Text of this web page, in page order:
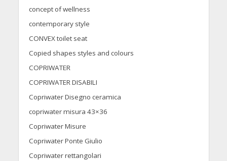
concept of wellness
contemporary style
CONVEX toilet seat
Copied shapes styles and colours
COPRIWATER
COPRIWATER DISABILI
Copriwater Disegno ceramica
copriwater misura 43×36
Copriwater Misure
Copriwater Ponte Giulio
Copriwater rettangolari